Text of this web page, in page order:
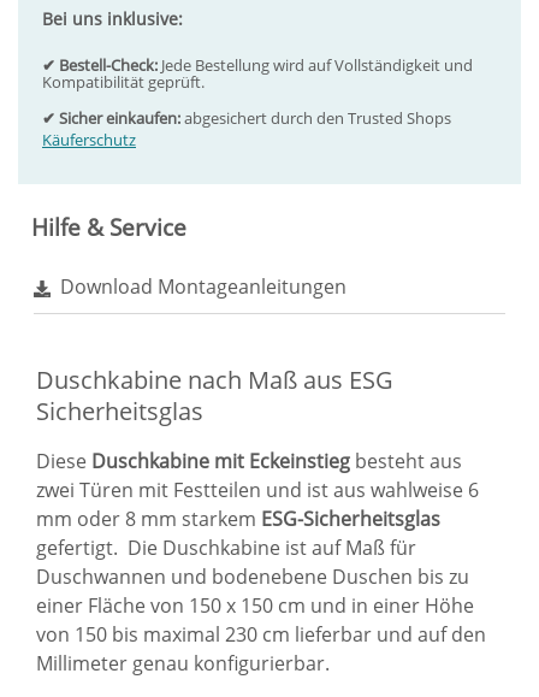
Duschkabine nach Maß aus ESG
Sicherheitsglas
Diese Duschkabine mit Eckeinstieg besteht aus
zwei Türen mit Festteilen und ist aus wahlweise 6
mm oder 8 mm starkem ESG-Sicherheitsglas
gefertigt. Die Duschkabine ist auf Maß für
Duschwannen und bodenebene Duschen bis zu
einer Fläche von 150 x 150 cm und in einer Höhe
von 150 bis maximal 230 cm lieferbar und auf den
Millimeter genau konfigurierbar.
Hilfe & Service
Download Montageanleitungen
Bei uns inklusive:
✔ Bestell-Check: Jede Bestellung wird auf Vollständigkeit und
Kompatibilität geprüft.
✔ Sicher einkaufen:abgesichert durch den Trusted Shops
Käuferschutz